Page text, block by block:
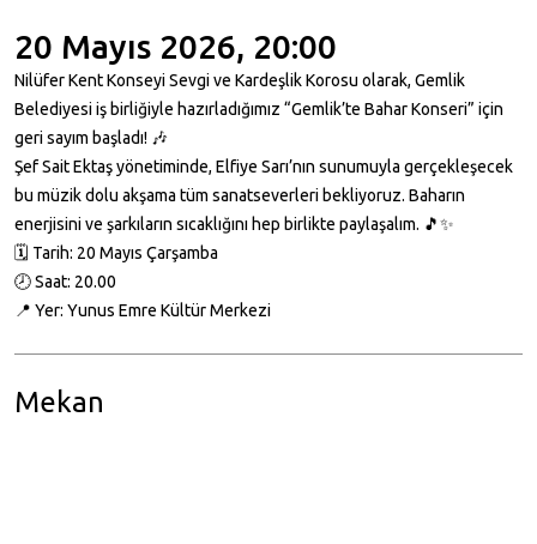
20 Mayıs 2026, 20:00
Nilüfer Kent Konseyi Sevgi ve Kardeşlik Korosu olarak, Gemlik
Belediyesi iş birliğiyle hazırladığımız “Gemlik’te Bahar Konseri” için
geri sayım başladı! 🎶
Şef Sait Ektaş yönetiminde, Elfiye Sarı’nın sunumuyla gerçekleşecek
bu müzik dolu akşama tüm sanatseverleri bekliyoruz. Baharın
enerjisini ve şarkıların sıcaklığını hep birlikte paylaşalım. 🎵✨
🗓 Tarih: 20 Mayıs Çarşamba
🕗 Saat: 20.00
📍 Yer: Yunus Emre Kültür Merkezi
Mekan